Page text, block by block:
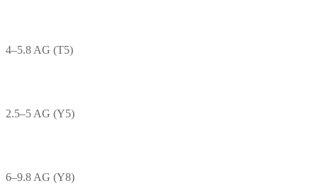
4–5.8 AG (T5)
2.5–5 AG (Y5)
6–9.8 AG (Y8)